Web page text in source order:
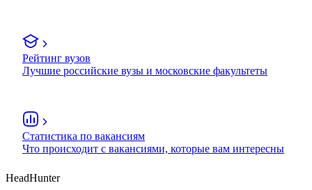
Рейтинг вузов
Лучшие российские вузы и московские факультеты
Статистика по вакансиям
Что происходит с вакансиями, которые вам интересны
HeadHunter